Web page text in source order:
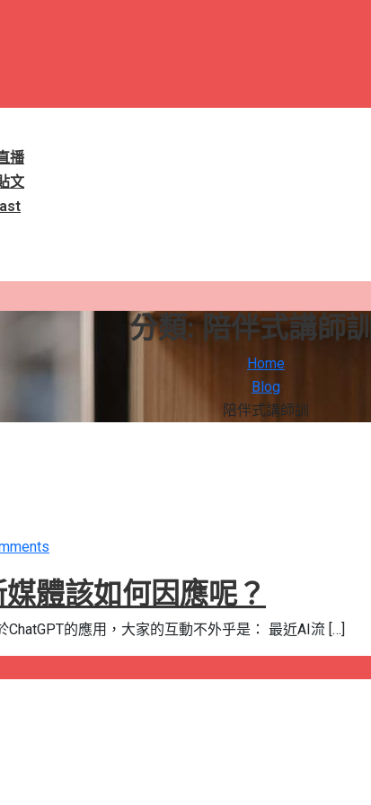
播
文
分類: 陪伴式講師訓
Home
Blog
陪伴式講師訓
體該如何因應呢？
的應用，大家的互動不外乎是： 最近AI流 […]